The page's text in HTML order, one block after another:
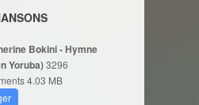
Bokini - Hymne
Yoruba)3296
4.03 MB